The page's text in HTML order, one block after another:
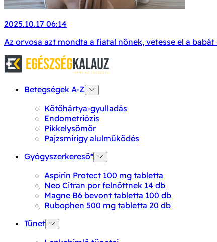
2025.10.17 06:14
Az orvosa azt mondta a fiatal nőnek, vetesse el a babát
Betegségek A-Z
Kötőhártya-gyulladás
Endometriózis
Pikkelysömör
Pajzsmirigy alulműködés
Gyógyszerkereső*
Aspirin Protect 100 mg tabletta
Neo Citran por felnőttnek 14 db
Magne B6 bevont tabletta 100 db
Rubophen 500 mg tabletta 20 db
Tünet